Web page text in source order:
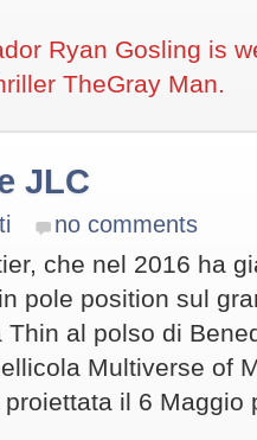
Ryan Gosling is
TheGray Man.
JLC
no comments
che nel 2016 ha
pole position sul
Thin al polso di
Multiverse of
il 6 Maggio